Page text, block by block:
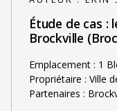
Étude de cas :
Brockville
Emplacement : 1
Propriétaire : Ville
Partenaires :